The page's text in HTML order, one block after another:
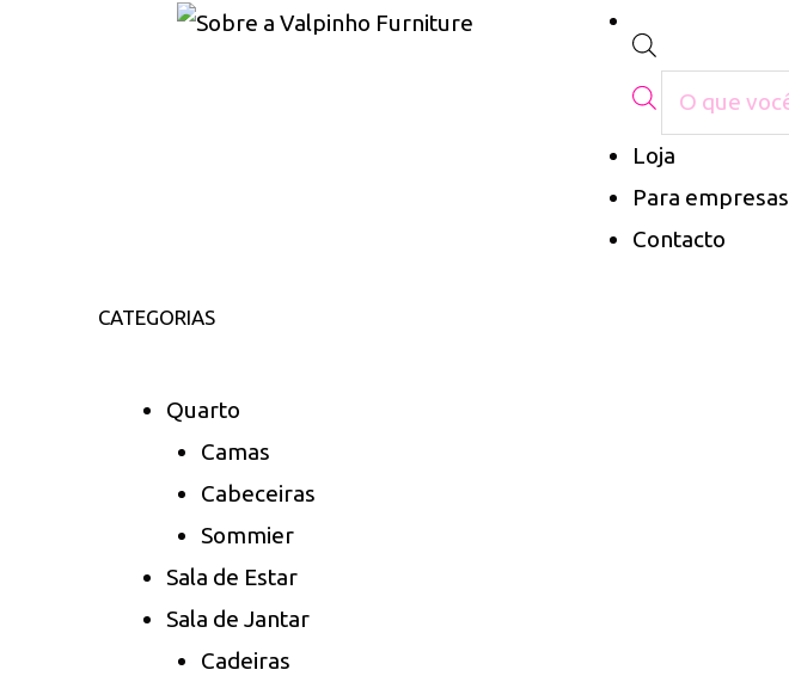
Loja
Para empresas
Contacto
CATEGORIAS
Quarto
Camas
Cabeceiras
Sommier
Sala de Estar
Sala de Jantar
Cadeiras